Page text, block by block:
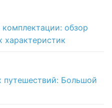
обзор
характеристик
Большой